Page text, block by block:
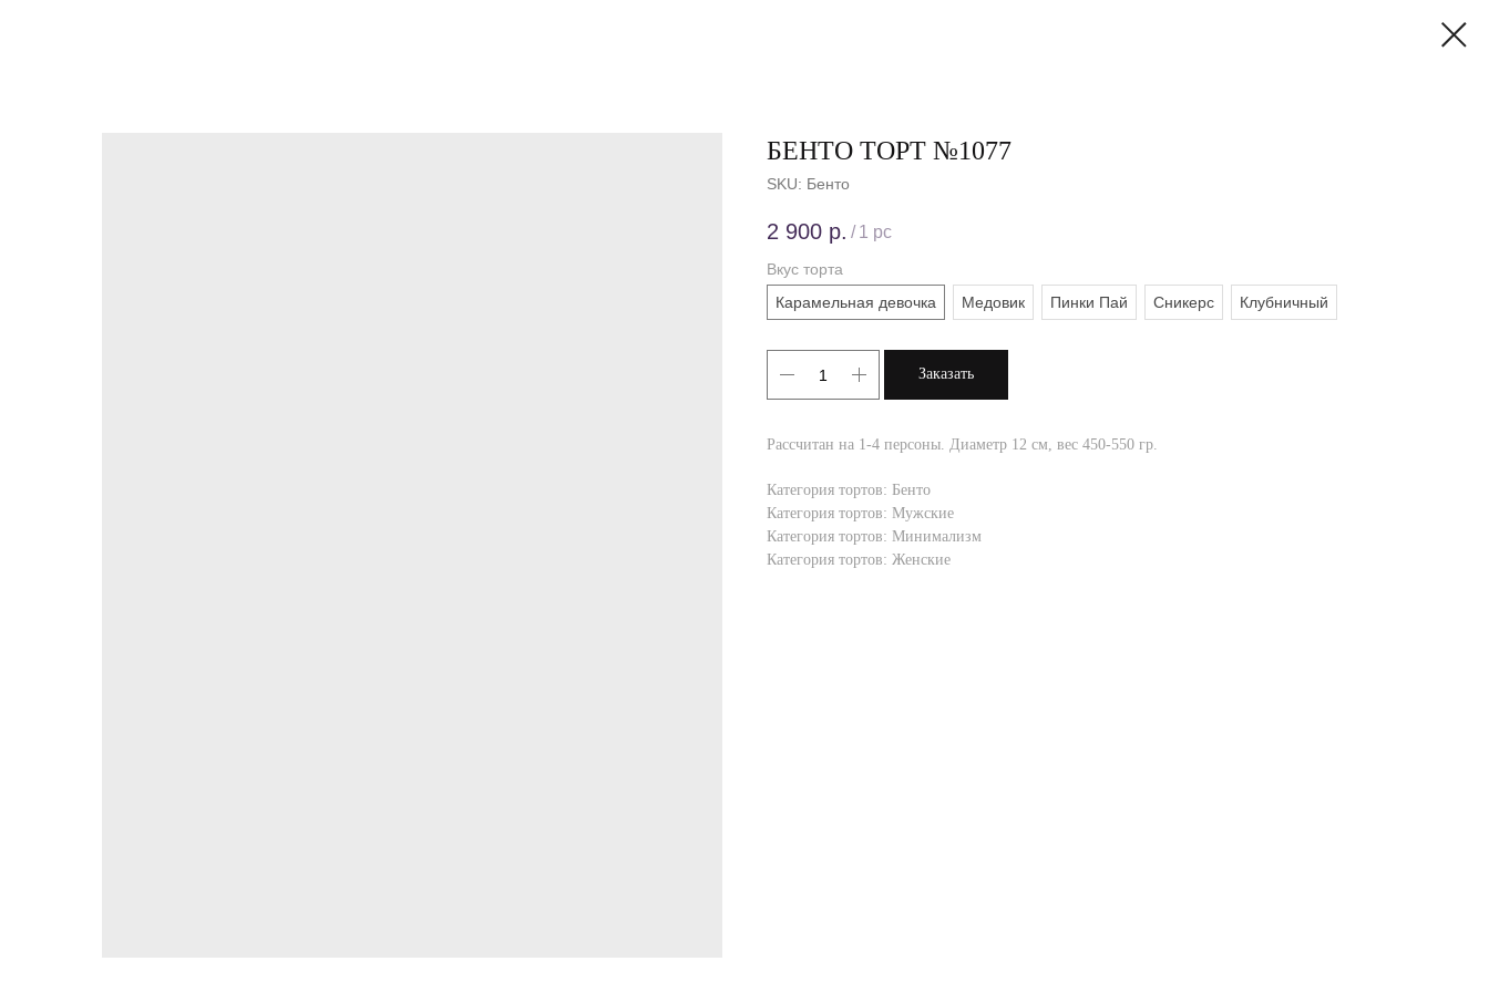
БЕНТО ТОРТ №1077
SKU: Бенто
2 900 р. / 1 pc
Вкус торта
Карамельная девочка
Медовик Пинки Пай Сникерс Клубничный
Заказать
Рассчитан на 1-4 персоны. Диаметр 12 см, вес 450-550 гр.
Категория тортов: Бенто
Категория тортов: Мужские
Категория тортов: Минимализм
Категория тортов: Женские